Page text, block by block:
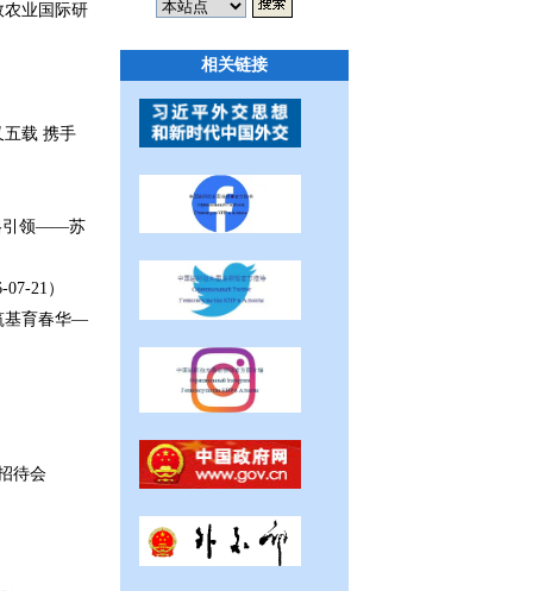
业国际研
五载 携手
引领——苏
21）
基育春华—
待会
相关链接